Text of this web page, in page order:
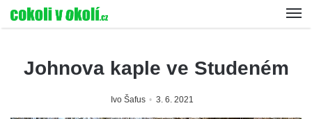
Johnova kaple ve Studeném
Ivo Šafus 3. 6. 2021